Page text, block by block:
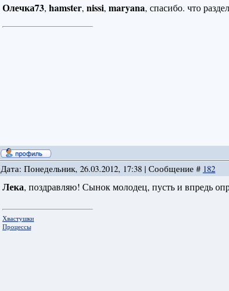
Олечка73, hamster, nissi, maryana, спасибо. что
Дата: Понедельник, 26.03.2012, 17:38 | Сообщение # 182
Лека, поздравляю! Сынок молодец, пусть и впредь
Хвастушки
Процессы